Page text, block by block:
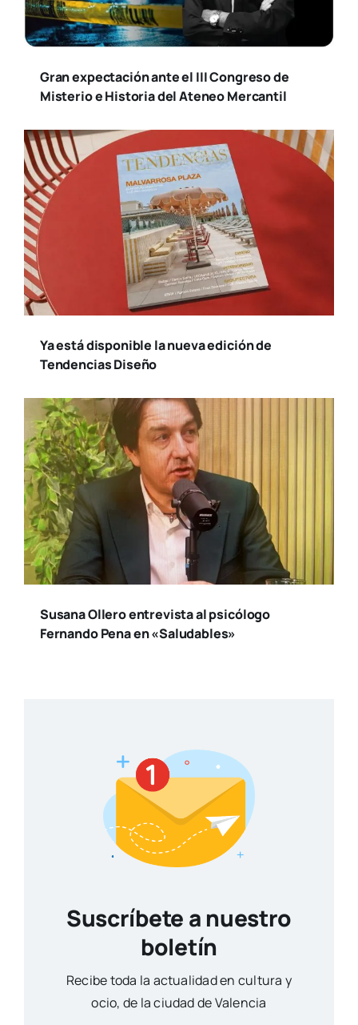
Gran expectación ante el III Congreso de
Misterio e Historia del Ateneo Mercantil
Ya está disponible la nueva edición de
Tendencias Diseño
Susana Ollero entrevista al psicólogo
Fernando Pena en «Saludables»
Suscríbete a nuestro
boletín
Reci­be toda la actua­li­dad en cul­tu­ra y
ocio, de la ciu­dad de Valen­cia